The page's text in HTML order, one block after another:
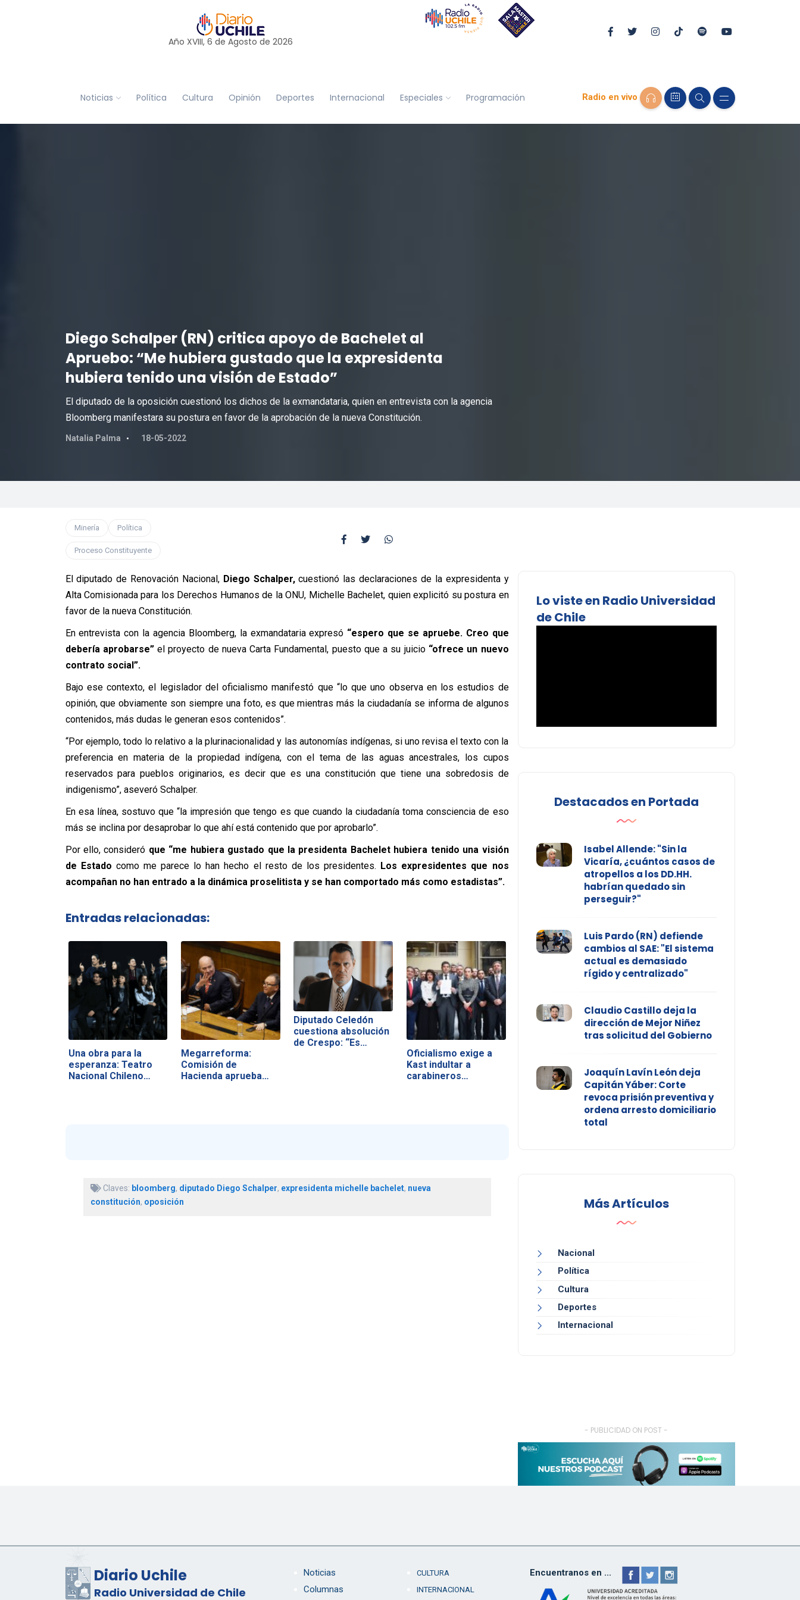
Año XVIII, 6 de Agosto de 2026
Noticias Política Cultura Opinión Deportes Internacional Especiales Programación Radio en vivo
Diego Schalper (RN) critica apoyo de Bachelet al
Apruebo: “Me hubiera gustado que la expresidenta
hubiera tenido una visión de Estado”
El diputado de la oposición cuestionó los dichos de la exmandataria, quien en entrevista con la agencia
Bloomberg manifestara su postura en favor de la aprobación de la nueva Constitución.
Natalia Palma 18-05-2022
Minería Política
Proceso Constituyente
El diputado de Renovación Nacional, Diego Schalper,cuestionó las declaraciones de la expresidenta y
Alta Comisionada para los Derechos Humanos de la ONU, Michelle Bachelet, quien explicitó su postura en
favor de la nueva Constitución.
En entrevista con la agencia Bloomberg, la exmandataria expresó “espero que se apruebe. Creo que
debería aprobarse”el proyecto de nueva Carta Fundamental, puesto que a su juicio “ofrece un nuevo
contrato social”.
Bajo ese contexto, el legislador del oficialismo manifestó que “lo que uno observa en los estudios de
opinión, que obviamente son siempre una foto, es que mientras más la ciudadanía se informa de algunos
contenidos, más dudas le generan esos contenidos”.
“Por ejemplo, todo lo relativo a la plurinacionalidad y las autonomías indígenas, si uno revisa el texto con la
preferencia en materia de la propiedad indígena, con el tema de las aguas ancestrales, los cupos
reservados para pueblos originarios, es decir que es una constitución que tiene una sobredosis de
indigenismo”, aseveró Schalper.
En esa línea, sostuvo que “la impresión que tengo es que cuando la ciudadanía toma consciencia de eso
más se inclina por desaprobar lo que ahí está contenido que por aprobarlo”.
Por ello, consideró que “me hubiera gustado que la presidenta Bachelet hubiera tenido una visión
de Estado como me parece lo han hecho el resto de los presidentes. Los expresidentes que nos
acompañan no han entrado a la dinámica proselitista y se han comportado más como estadistas”.
Entradas relacionadas:
Una obra para la
esperanza: Teatro
Nacional Chileno…
Megarreforma:
Comisión de
Hacienda aprueba
Diputado Celedón
cuestiona absolución
de Crespo: “Es…
Oficialismo exige a
Kast indultar a
carabineros…
Claves: bloomberg, diputado Diego Schalper, expresidenta michelle bachelet, nueva
constitución, oposición
Lo viste en Radio Universidad
de Chile
Destacados en Portada
Isabel Allende: "Sin la
Vicaría, ¿cuántos casos de
atropellos a los DD.HH.
habrían quedado sin
perseguir?"
Luis Pardo (RN) defiende
cambios al SAE: "El sistema
actual es demasiado
rígido y centralizado"
Claudio Castillo deja la
dirección de Mejor Niñez
tras solicitud del Gobierno
Joaquín Lavín León deja
Capitán Yáber: Corte
revoca prisión preventiva y
ordena arresto domiciliario
total
Más Artículos
Nacional
Política
Cultura
Deportes
Internacional
- PUBLICIDAD ON POST -
Diario Uchile
Radio Universidad de Chile
Noticias
Columnas
CULTURA
INTERNACIONAL
Encuentranos en ...